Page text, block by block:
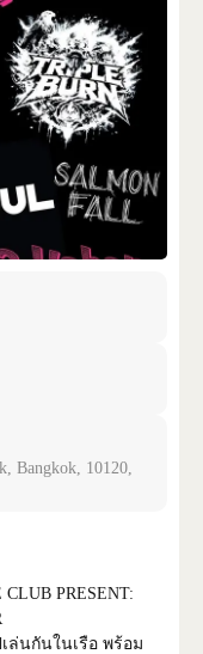
RENTAL & PRIVATE
Bangkok, 10120,
PRESENT:
ล่นกันในเรือ พร้อม